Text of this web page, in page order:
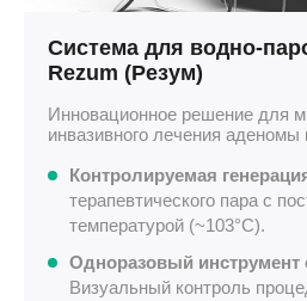
Система для водно-
Rezum (Резум)
Инновационное решение для
инвазивного лечения
Контролируемая
терапевтического пара с
температурой (~103°C).
Одноразовый инструмент
Визуальный контроль